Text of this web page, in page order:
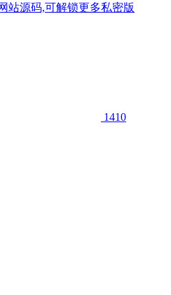
站源码,可解锁更多私密版
1410